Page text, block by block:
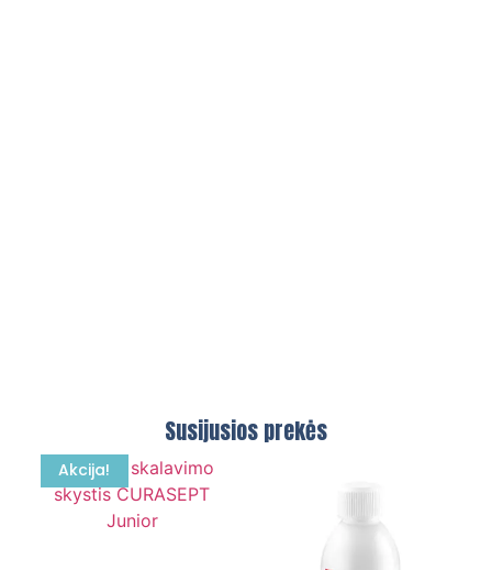
Susijusios prekės
Akcija!